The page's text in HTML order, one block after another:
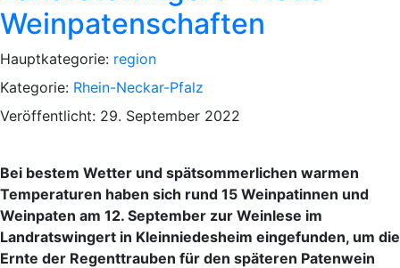
Weinpatenschaften
Hauptkategorie: region
Kategorie: Rhein-Neckar-Pfalz
Veröffentlicht: 29. September 2022
Bei bestem Wetter und spätsommerlichen warmen
Temperaturen haben sich rund 15 Weinpatinnen und
Weinpaten am 12. September zur Weinlese im
Landratswingert in Kleinniedesheim eingefunden, um die
Ernte der Regenttrauben für den späteren Patenwein